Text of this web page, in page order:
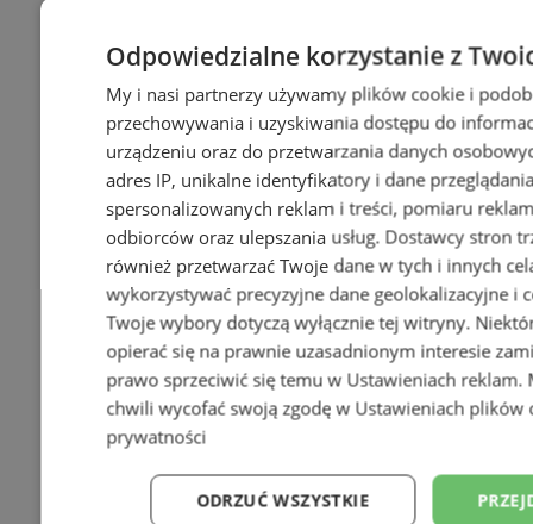
Odpowiedzialne korzystanie z
My i nasi partnerzy używamy plików cookie i
przechowywania i uzyskiwania dostępu do
urządzeniu oraz do przetwarzania danych
adres IP, unikalne identyfikatory i dane
spersonalizowanych reklam i treści, pomiaru
odbiorców oraz ulepszania usług. Dostawcy stron
również przetwarzać Twoje dane w tych i innych
wykorzystywać precyzyjne dane geolokalizacyjne i
Twoje wybory dotyczą wyłącznie tej witryny.
opierać się na prawnie uzasadnionym interesie
prawo sprzeciwić się temu w Ustawieniach reklam.
chwili wycofać swoją zgodę w Ustawieniach plików
prywatności
ODRZUĆ WSZYSTKIE